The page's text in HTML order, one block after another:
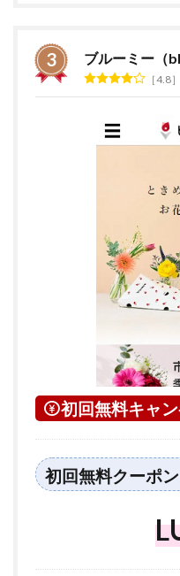
ブルーミー（
4.8
初回無料キャ
初回無料クーポ